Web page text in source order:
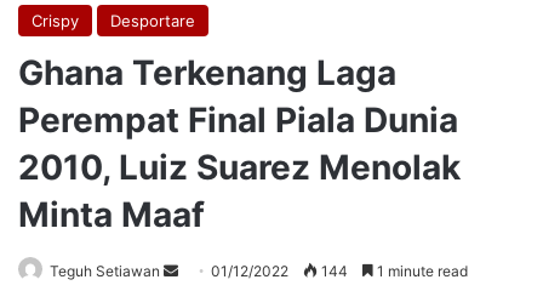
Crispy Desportare
Ghana Terkenang Laga
Perempat Final Piala Dunia
2010, Luiz Suarez Menolak
Minta Maaf
Teguh Setiawan
Send01/12/2022 144 1 minute read